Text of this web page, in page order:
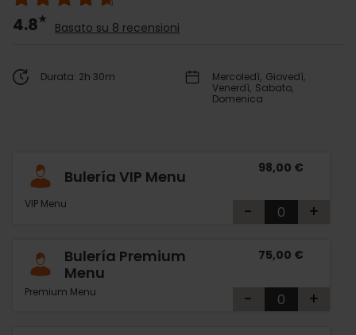
4.8 Basato su 8 recensioni
Durata: 2h 30m Mercoledì Giovedì
Venerdì Sabato
Domenica
Bulería VIP Menu
VIP Menu
98,00 €
- +
Bulería Premium
Menu
Premium Menu
75,00 €
- +